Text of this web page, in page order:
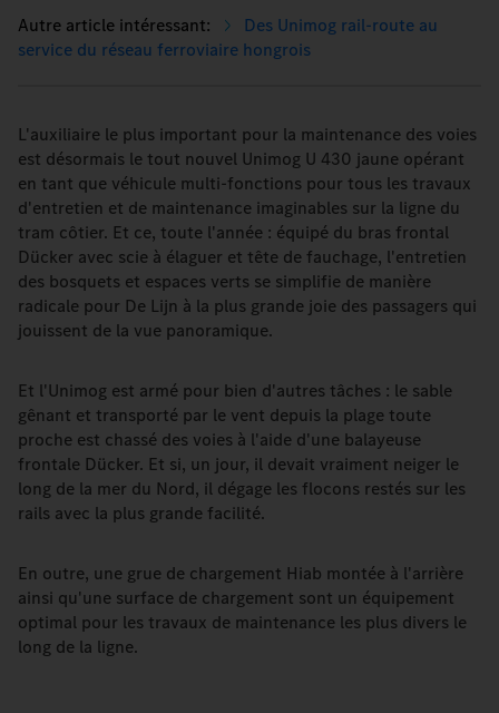
Des Unimog rail-route au
service du réseau ferroviaire hongrois
L'auxiliaire le plus important pour la maintenance des voies
est désormais le tout nouvel Unimog U 430 jaune opérant
en tant que véhicule multi-fonctions pour tous les travaux
d'entretien et de maintenance imaginables sur la ligne du
tram côtier. Et ce, toute l'année : équipé du bras frontal
Dücker avec scie à élaguer et tête de fauchage, l'entretien
des bosquets et espaces verts se simplifie de manière
radicale pour De Lijn à la plus grande joie des passagers qui
jouissent de la vue panoramique.
Et l'Unimog est armé pour bien d'autres tâches : le sable
gênant et transporté par le vent depuis la plage toute
proche est chassé des voies à l'aide d'une balayeuse
frontale Dücker. Et si, un jour, il devait vraiment neiger le
long de la mer du Nord, il dégage les flocons restés sur les
rails avec la plus grande facilité.
En outre, une grue de chargement Hiab montée à l'arrière
ainsi qu'une surface de chargement sont un équipement
optimal pour les travaux de maintenance les plus divers le
long de la ligne.